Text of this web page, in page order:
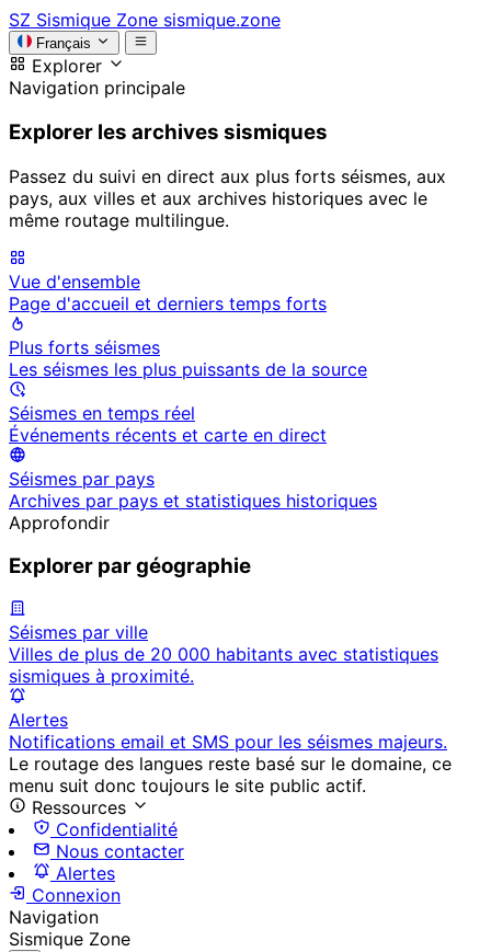
SZ Sismique Zone sismique.zone
Français
Explorer
Navigation principale
Explorer les archives sismiques
Passez du suivi en direct aux plus forts séismes, aux
pays, aux villes et aux archives historiques avec le
même routage multilingue.
Vue d'ensemble
Page d'accueil et derniers temps forts
Plus forts séismes
Les séismes les plus puissants de la source
Séismes en temps réel
Événements récents et carte en direct
Séismes par pays
Archives par pays et statistiques historiques
Approfondir
Explorer par géographie
Séismes par ville
Villes de plus de 20 000 habitants avec statistiques
sismiques à proximité.
Alertes
Notifications email et SMS pour les séismes majeurs.
Le routage des langues reste basé sur le domaine, ce
menu suit donc toujours le site public actif.
Ressources
Confidentialité
Nous contacter
Alertes
Connexion
Navigation
Sismique Zone